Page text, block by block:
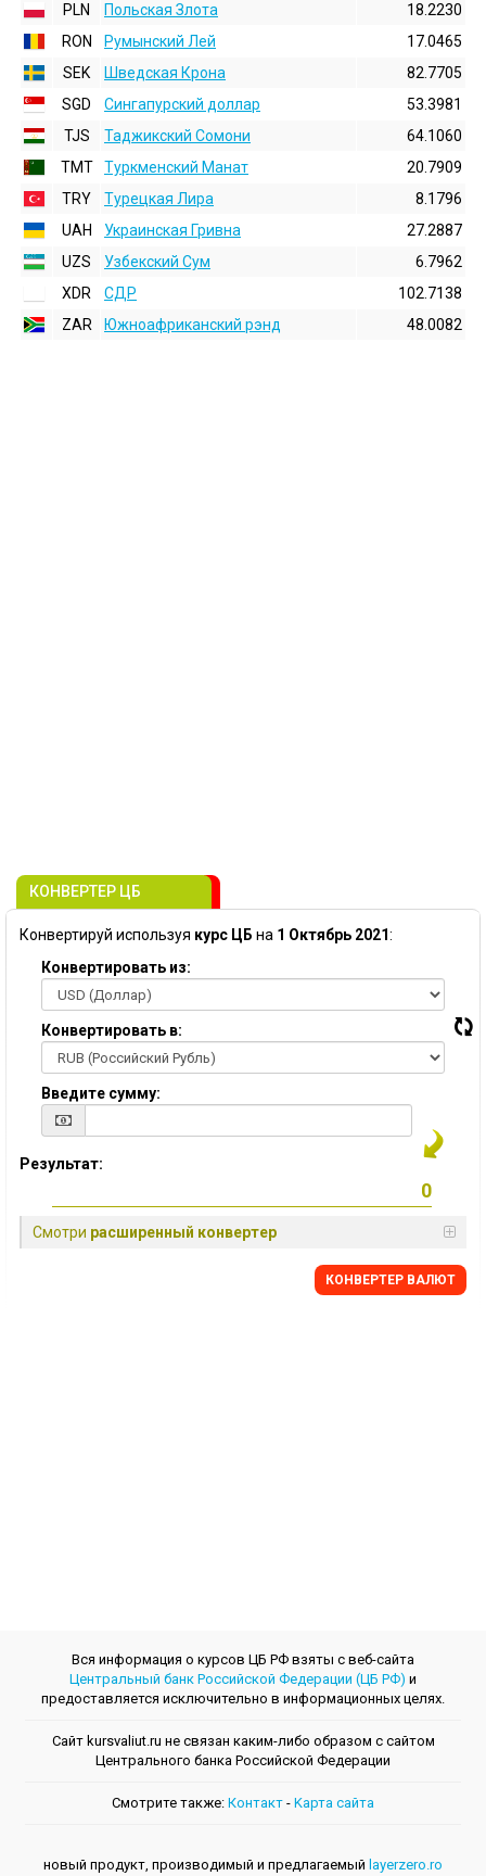
PLN
Польская Злота
18.2230
RON
Румынский Лей
17.0465
SEK
Шведская Крона
82.7705
SGD
Сингапурский доллар
53.3981
TJS
Таджикский Сомони
64.1060
TMT
Туркменский Манат
20.7909
TRY
Турецкая Лира
8.1796
UAH
Украинская Гривна
27.2887
UZS
Узбекский Сум
6.7962
XDR
СДР
102.7138
ZAR
Южноафриканский рэнд 48.0082
КОНВЕРТЕР ЦБ
Конвертируй используя курс ЦБ на 1 Октябрь 2021:
Конвертировать из:
Конвертировать в:
Введите сумму:
Результат:
Смотри расширенный конвертер
КОНВЕРТЕР ВАЛЮТ
Вся информация о курсов ЦБ РФ взяты с веб-сайта
Центральный банк Российской Федерации (ЦБ РФ) и
предоставляется исключительно в информационных целях.
Сайт kursvaliut.ru не связан каким-либо образом с сайтом
Центрального банкa Российской Федерации
Смотрите также: Контакт - Kарта сайта
новый продукт, производимый и предлагаемый layerzero.ro